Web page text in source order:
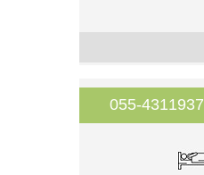
055-4311937